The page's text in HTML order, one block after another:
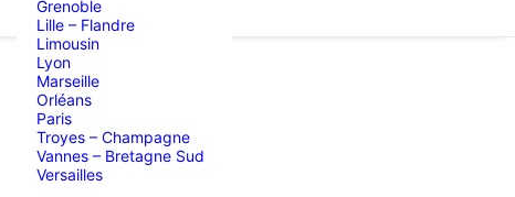
Grenoble
Lille – Flandre
Limousin
Lyon
Marseille
Orléans
Paris
Troyes – Champagne
Vannes – Bretagne Sud
Versailles